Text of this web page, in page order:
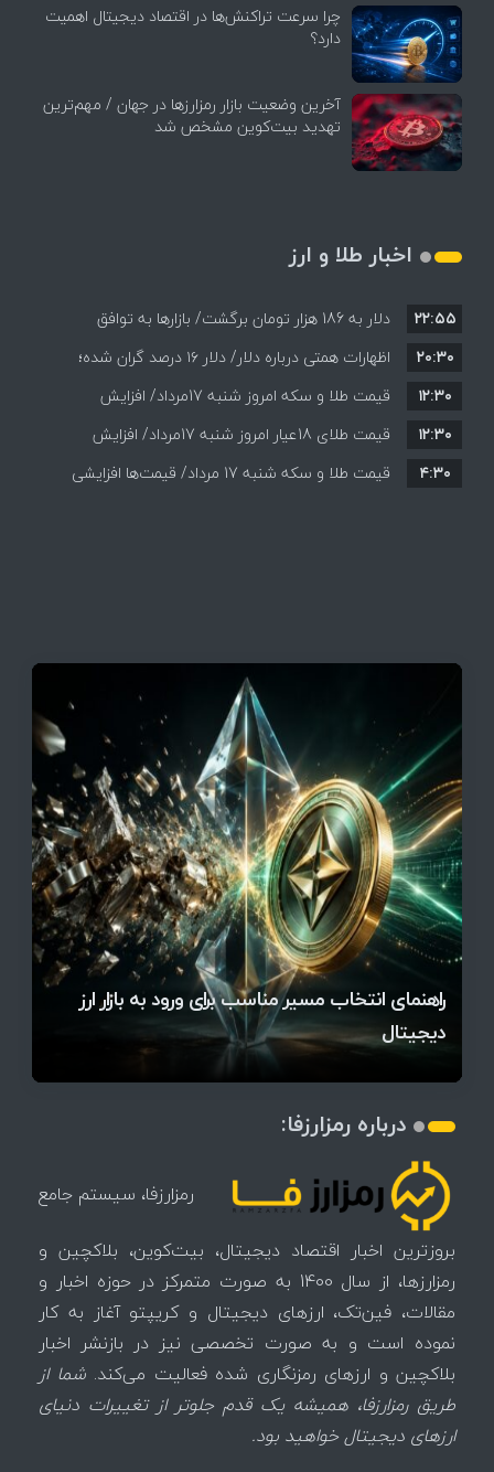
چرا سرعت تراکنش‌ها در اقتصاد دیجیتال اهمیت
دارد؟
آخرین وضعیت بازار رمزارزها در جهان / مهم‌ترین
تهدید بیت‌کوین مشخص شد
اخبار طلا و ارز
دلار به 186 هزار تومان برگشت/ بازارها به توافق
احتمالی هرمز چه واکنشی نشان دادند؟
۲۲:۵۵
اظهارات همتی درباره دلار/ دلار ۱۶ درصد گران شده؛
این افزایش طبیعی است
۲۰:۳۰
قیمت طلا و سکه امروز شنبه 17مرداد/ افزایش
همه قیمت ها + جدول و جزئیات
۱۲:۳۰
قیمت طلای 18عیار امروز شنبه 17مرداد/ افزایش
قیمت + جدول و جزئیات
۱۲:۳۰
قیمت طلا و سکه شنبه 17 مرداد/ قیمت‌ها افزایشی
۴:۳۰
راهنمای انتخاب مسیر مناسب برای ورود به بازار ارز
دیجیتال
چرا سرعت تراکنش‌ها در اقتصاد دیجیتال اهمیت دارد؟
آخرین وضعیت بازار رمزارزها در جهان / مهم‌ترین
تهدید بیت‌کوین مشخص شد
اتفاق تاریخی در بازار رمزارزها / بیت‌کوین سبز شد
قیمت تتر، بیت‌کوین و اتریوم امروز دوشنبه ۵ مرداد
۱۴۰۵ | بیت‌کوین این مرز را از دست بدهد، همه‌چیز
تغییر می‌کند
رقابت پنهان دولت‌ها بر سر بیت‌کوین/ ۱۰ کشور برتر
کدامند؟
اتفاق مهم در بازار رمزارزها / بیت‌کوین وارد فاز تازه شد
تازه‌ترین رسوایی ارز دیجیتال؛ شکایت میلیاردی روی
میز / ۶۲۲ بیت‌کوین کجا رفت؟
درباره رمزارزفا:
رمزارزفا، سیستم جامع
بروزترین اخبار اقتصاد دیجیتال، بیت‌کوین، بلاکچین و
رمزارزها، از سال 1400 به صورت متمرکز در حوزه اخبار و
مقالات، فین‌تک، ارزهای‌ دیجیتال و کریپتو آغاز به کار
نموده است و به صورت تخصصی نیز در بازنشر اخبار
بلاکچین و ارزهای رمزنگاری شده فعالیت می‌کند.شما از
طریق رمزارزفا، همیشه یک قدم جلوتر از تغییرات دنیای
ارزهای دیجیتال خواهید بود.